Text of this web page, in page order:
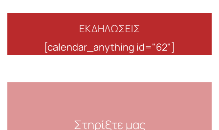
ΕΚΔΗΛΩΣΕΙΣ
[calendar_anything id="62"]
Στηρίξτε μας